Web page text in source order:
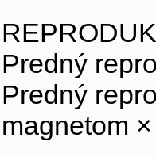
Predný
Predný
magnetom